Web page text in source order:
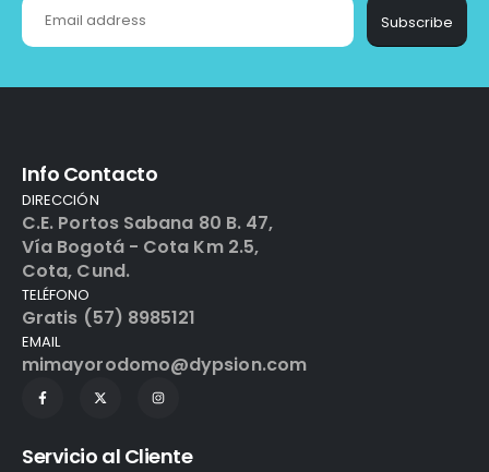
Subscribe
Info Contacto
DIRECCIÓN
C.E. Portos Sabana 80 B. 47,
Vía Bogotá - Cota Km 2.5,
Cota, Cund.
TELÉFONO
Gratis (57) 8985121
EMAIL
mimayorodomo@dypsion.com
Servicio al Cliente